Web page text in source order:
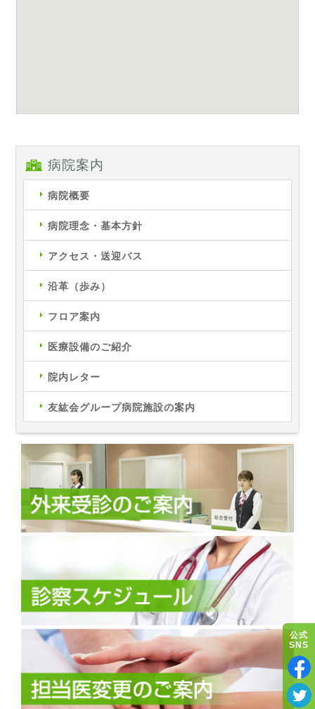
病院案内
病院概要
病院理念・基本方針
アクセス・送迎バス
沿革（歩み）
フロア案内
医療設備のご紹介
院内レター
友紘会グループ病院施設の案内
公式
SNS